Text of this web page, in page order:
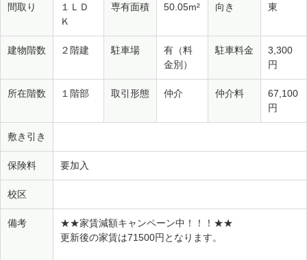
間取り
１ＬＤ
Ｋ
専有面積 50.05m² 向き 東
建物階数 ２階建 駐車場
有（料
金別）
駐車料金
3,300
円
所在階数 １階部 取引形態 仲介 仲介料
67,100
円
敷き引き
保険料 要加入
校区
備考
★★家賃減額キャンペーン中！！！★★
更新後の家賃は71500円となります。